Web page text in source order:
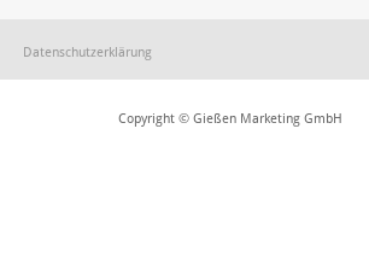
Datenschutzerklärung
Copyright © Gießen Marketing GmbH